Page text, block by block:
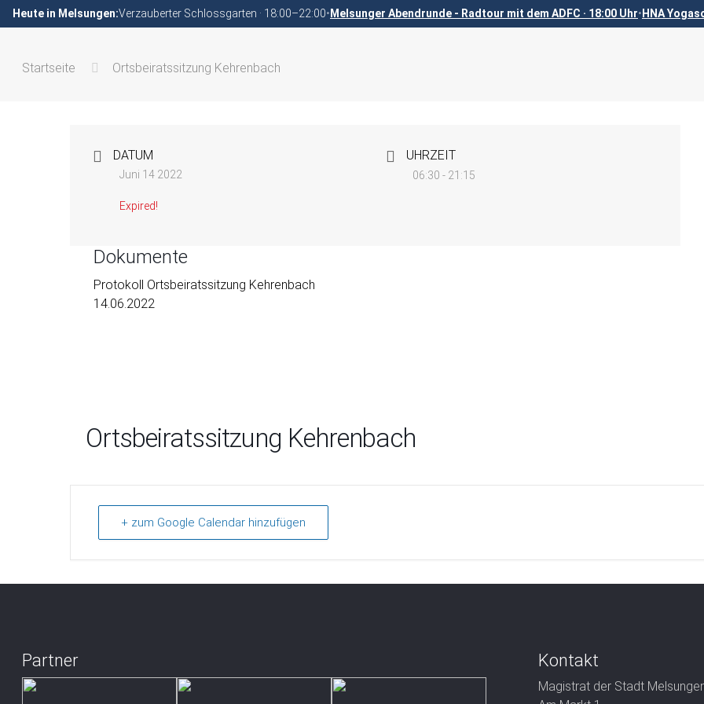
Heute in Melsungen:Verzauberter Schlossgarten · 18:00–22:00• Melsunger Abendrunde - Radtour mit dem ADFC · 18:00 Uhr• HNA
Startseite Ortsbeiratssitzung Kehrenbach
DATUM
Juni 14 2022
Expired!
UHRZEIT
06:30 - 21:15
Dokumente
Protokoll Ortsbeiratssitzung Kehrenbach
14.06.2022
Ortsbeiratssitzung Kehrenbach
+ zum Google Calendar hinzufügen
Partner Kontakt
Magistrat der Stadt